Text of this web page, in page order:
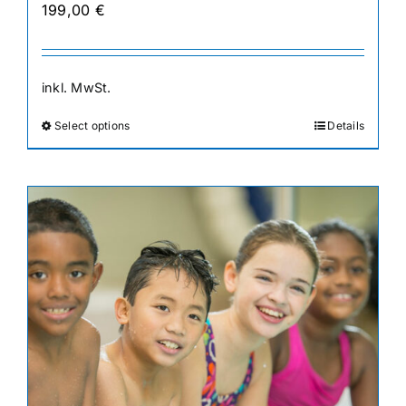
199,00 €
inkl. MwSt.
Select optionsDieses
Produkt
auf.
Die
Optionen
können
auf
der
Produktseite
Details